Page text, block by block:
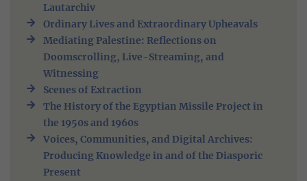
Lautarchiv
Ordinary Lives and Extraordinary Upheavals
Mediating Palestine: Reflections on
Doomscrolling, Live-Streaming, and
Witnessing
Scenes of Extraction
The History of the Egyptian Missile Project in
the 1950s and 1960s
Voices, Communities, and Digital Archives:
Producing Knowledge in and of the Diasporic
Present